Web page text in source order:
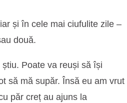
și în cele mai ciufulite zile –
două.
Poate va reuși să își
să mă supăr. Însă eu am vrut
păr creț au ajuns la